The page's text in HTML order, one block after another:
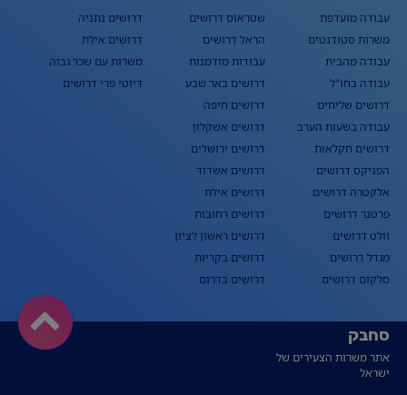
עבודה מועדפת
משרות סטודנטים
עבודה מהבית
עבודה בחו"ל
דרושים שליחים
עבודה בשעות הערב
דרושים חקלאות
הפניקס דרושים
אלקטרה דרושים
פרטנר דרושים
וולט דרושים
מגדל דרושים
סלקום דרושים
שטראוס דרושים
הראל דרושים
עבודות מזדמנות
דרושים באר שבע
דרושים חיפה
דרושים אשקלון
דרושים ירושלים
דרושים אשדוד
דרושים אילת
דרושים רחובות
דרושים ראשון לציון
דרושים בקריות
דרושים בדרום
דרושים נתניה
דרושים אילת
משרות עם שכר גבוה
דיוטי פרי דרושים
סחבק
אתר משרות הצעירים של
ישראל